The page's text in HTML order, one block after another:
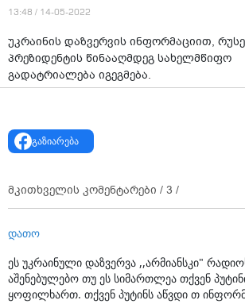
13:48 / 14-05-2022
უკრაინის დაზვერვის ინფორმაციით,
პრეზიდენტის წინააღმდეგ სახელმწიფო
გადატრიალება იგეგმება.
გაზიარება
მკითხველის კომენტარები / 3 /
დათო
ეს უკრაინული დაზვერვა ,,არმიანსკი"
აშენებულებო თუ ეს სიმართლეა თქვენ
ყოფილხართ. თქვენ პუტინს აწვდი თ